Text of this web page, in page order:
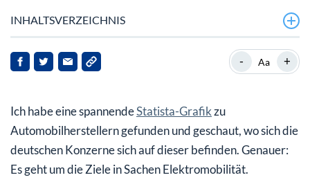
INHALTSVERZEICHNIS
Verbrenner-Verbot zwingt Autobauer zum Handeln
Wie sieht es bei Mercedes und Co. aus?
E-Mobilität: Ein Investment wert
- Aa +
Ich habe eine spannendeStatista-Grafikzu
Automobilherstellern gefunden und geschaut, wo sich die
deutschen Konzerne sich auf dieser befinden. Genauer:
Es geht um die Ziele in Sachen Elektromobilität.